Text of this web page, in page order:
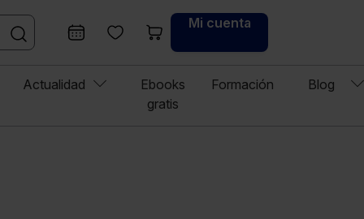
Mi cuenta
Actualidad
Ebooks
gratis
Formación Blog